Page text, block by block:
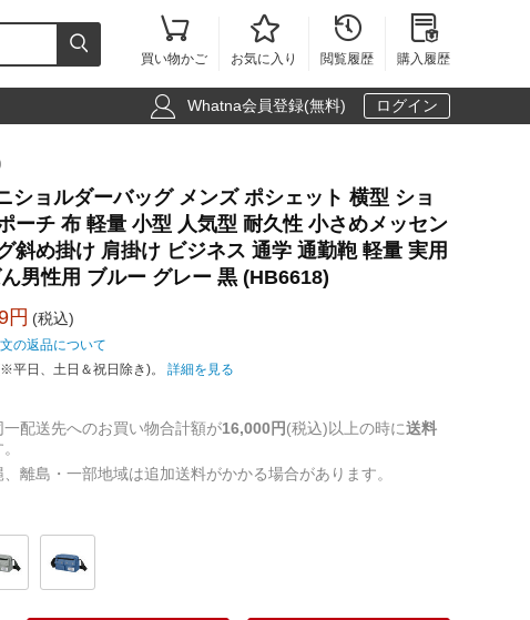


買い物かご

お気に入り

閲覧履歴

購入履歴
 Whatna会員登録(無料) ログイン
ショルダーバッグ メンズ ポシェット 横型 ショ
ーチ 布 軽量 小型 人気型 耐久性 小さめメッセン
斜め掛け 肩掛け ビジネス 通学 通勤鞄 軽量 実用
男性用 ブルー グレー 黒 (HB6618)
円 (税込)
の返品について
平日、土日＆祝日除き)。 詳細を見る
配送先へのお買い物合計額が16,000円(税込)以上の時に送料
離島・一部地域は追加送料がかかる場合があります。